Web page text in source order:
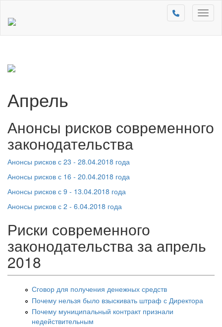
Апрель
Анонсы рисков современного
законодательства
Анонсы рисков с 23 - 28.04.2018 года
Анонсы рисков с 16 - 20.04.2018 года
Анонсы рисков с 9 - 13.04.2018 года
Анонсы рисков с 2 - 6.04.2018 года
Риски современного
законодательства за апрель
2018
Сговор для получения денежных средств
Почему нельзя было взыскивать штраф с Директора
Почему муниципальный контракт признали
недействительным